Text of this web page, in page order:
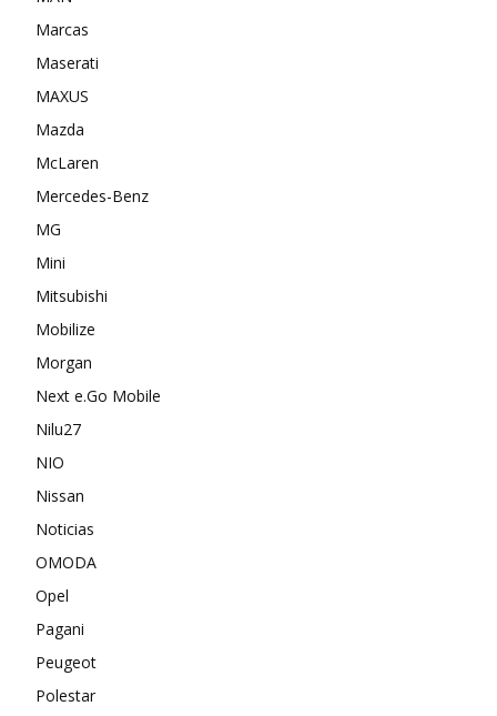
Marcas
Maserati
MAXUS
Mazda
McLaren
Mercedes-Benz
MG
Mini
Mitsubishi
Mobilize
Morgan
Next e.Go Mobile
Nilu27
NIO
Nissan
Noticias
OMODA
Opel
Pagani
Peugeot
Polestar